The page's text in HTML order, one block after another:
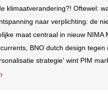
klimaatverandering?! Oftewel:
naar verplichting: de
maat centraal in nieuw NIMA
BNO dutch design tegen
strategie' wint PIM